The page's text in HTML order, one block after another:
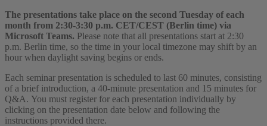
The presentations take place on the second Tuesday of each
month from 2:30-3:30 p.m. CET/CEST (Berlin time) via
Microsoft Teams. Please note that all presentations start at 2:30
p.m. Berlin time, so the time in your local timezone may shift by an
hour when daylight saving begins or ends.
Each seminar presentation is scheduled to last 60 minutes, consisting
of a brief introduction, a 40-minute presentation and 15 minutes for
Q&A. You must register for each presentation individually by
clicking on the presentation date below and following the
instructions provided there.